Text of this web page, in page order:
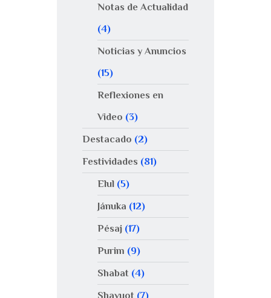
Notas de Actualidad
(4)
Noticias y Anuncios
(15)
Reflexiones en
Video (3)
Destacado (2)
Festividades (81)
Elul(5)
Jánuka (12)
Pésaj(17)
Purim (9)
Shabat (4)
Shavuot (7)